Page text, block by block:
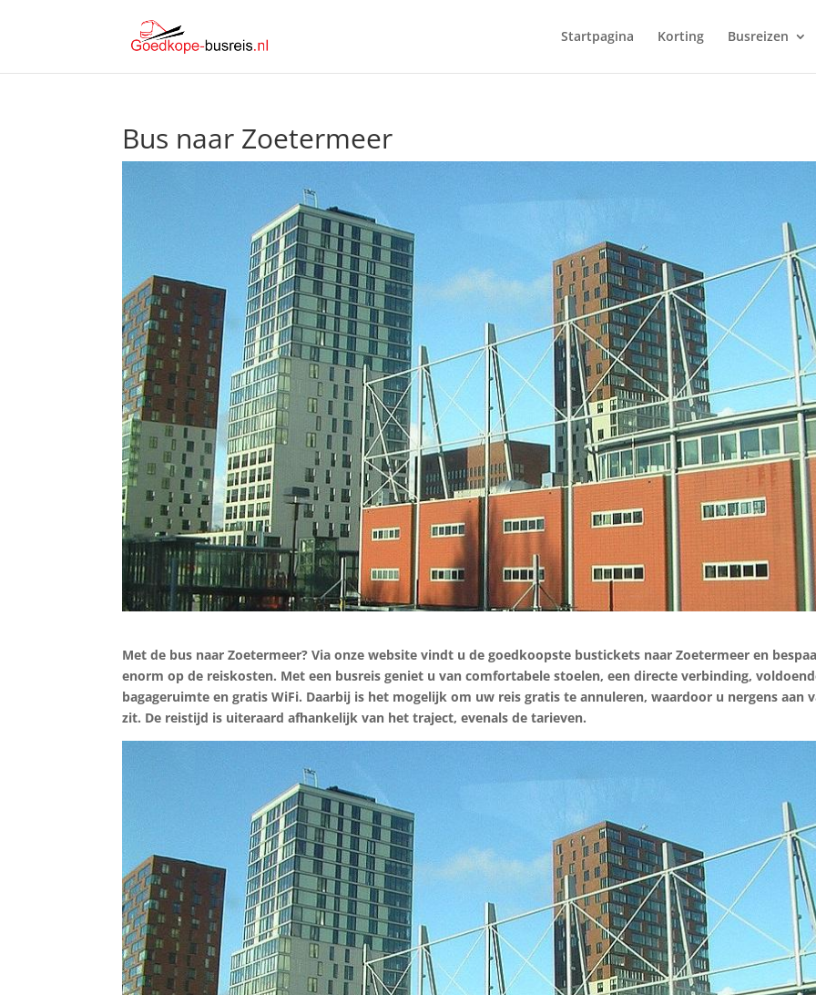
Startpagina Korting Busreizen
Bus naar Zoetermeer
Met de bus naar Zoetermeer? Via onze website vindt u de goedkoopste bustickets naar Zoetermeer en
enorm op de reiskosten. Met een busreis geniet u van comfortabele stoelen, een directe verbinding,
bagageruimte en gratis WiFi. Daarbij is het mogelijk om uw reis gratis te annuleren, waardoor u nergens aan
zit. De reistijd is uiteraard afhankelijk van het traject, evenals de tarieven.